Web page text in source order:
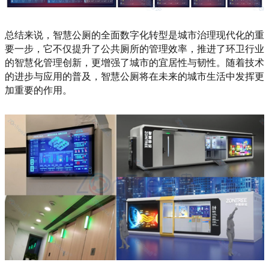
总结来说，智慧公厕的全面数字化转型是城市治理现代化的重
要一步，它不仅提升了公共厕所的管理效率，推进了环卫行业
的智慧化管理创新，更增强了城市的宜居性与韧性。随着技术
的进步与应用的普及，智慧公厕将在未来的城市生活中发挥更
加重要的作用。